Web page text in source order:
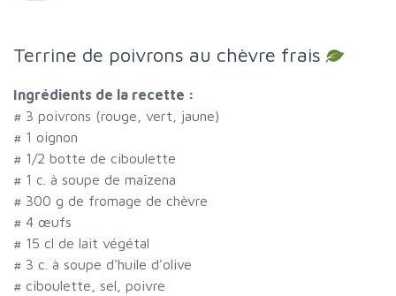
Terrine de poivrons au chèvre frais
Ingrédients de la recette :
# 3 poivrons (rouge, vert, jaune)
# 1 oignon
# 1/2 botte de ciboulette
# 1 c. à soupe de maïzena
# 300 g de fromage de chèvre
# 4 œufs
# 15 cl de lait végétal
# 3 c. à soupe d'huile d'olive
# ciboulette, sel, poivre